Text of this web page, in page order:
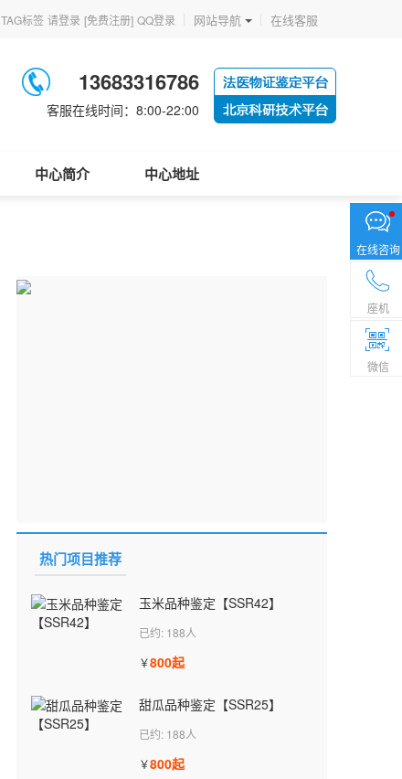
TAG标签 请登录 [免费注册] QQ登录 网站导航 在线客服
13683316786
客服在线时间：8:00-22:00
中心简介 中心地址
热门项目推荐
玉米品种鉴定【SSR42】
已约: 188人
￥800起
甜瓜品种鉴定【SSR25】
已约: 188人
￥800起
在线咨询
座机
微信